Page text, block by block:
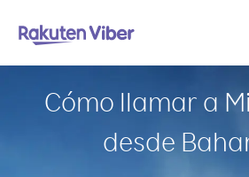
Cómo llamar a
desde